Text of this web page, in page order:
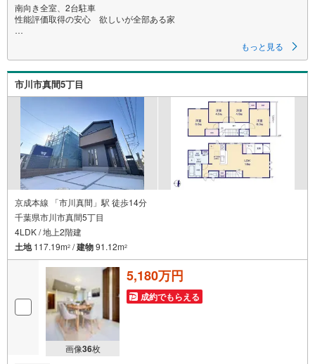
南向き全室、2台駐車
性能評価取得の安心 欲しいが全部ある家
担当のコバヤシです。矢切駅徒歩12分（約960m）、2駅利用可能で通勤通
学に便利。続間リビングで開放的な空間を実現した4LDK。全室南向きで日
当たり良好、並列2台駐車可。住宅性能評価取得済で安心の品質。
■ご予約いただくとご見学がスムーズです！
【営業時間9:00～21:00】
ご見学希望のお客様:右上の「室内・現地を見学する」をクリックして下さ
資料請求希望のお客様:右上の「資料をもらう」をクリックして下さい。
【東宝ハウス松戸のポイント】
（1）不動産のご提案から資金計画・ライフシミュレーションのご相談
・無理のないライフプラン、提携による低金利住宅ローンのご提案、購入
前に知る「購入後の家族の生活」を「未来カレンダー」で見える化しま
す。
（2）ご購入後から始まる「専属FPによるファイナンシャルライフサポー
ト」
・漠然としたキャッシュフローのグラフ化、効果的な生命保険の見直し、
繰り上げ返済の効果的なタイミングなどご提案させて頂きます。
もっと見る
市川市真間5丁目
京成本線 「市川真間」駅 徒歩14分
千葉県市川市真間5丁目
4LDK / 地上2階建
土地117.19m2 /建物91.12m2
画像36枚
5,180万円
成約でもらえる